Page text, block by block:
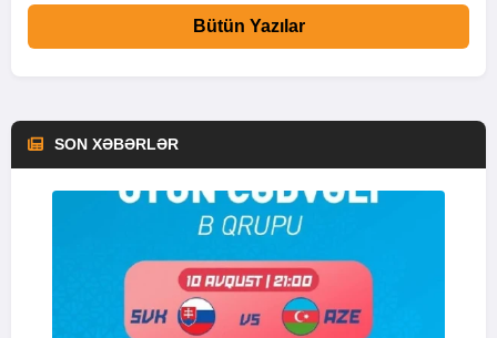
Bütün Yazılar
SON XƏBƏRLƏR